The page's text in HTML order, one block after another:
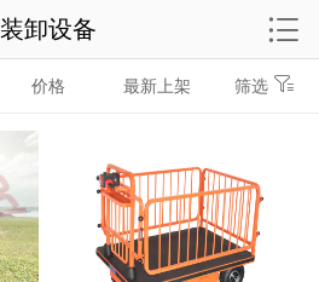
价格 最新上架 筛选
装卸设备